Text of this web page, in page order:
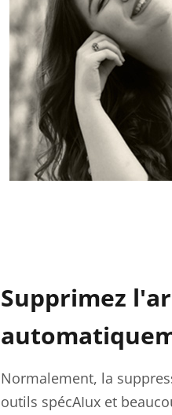
Supprimez
Normalement, la
outils spécAIux et